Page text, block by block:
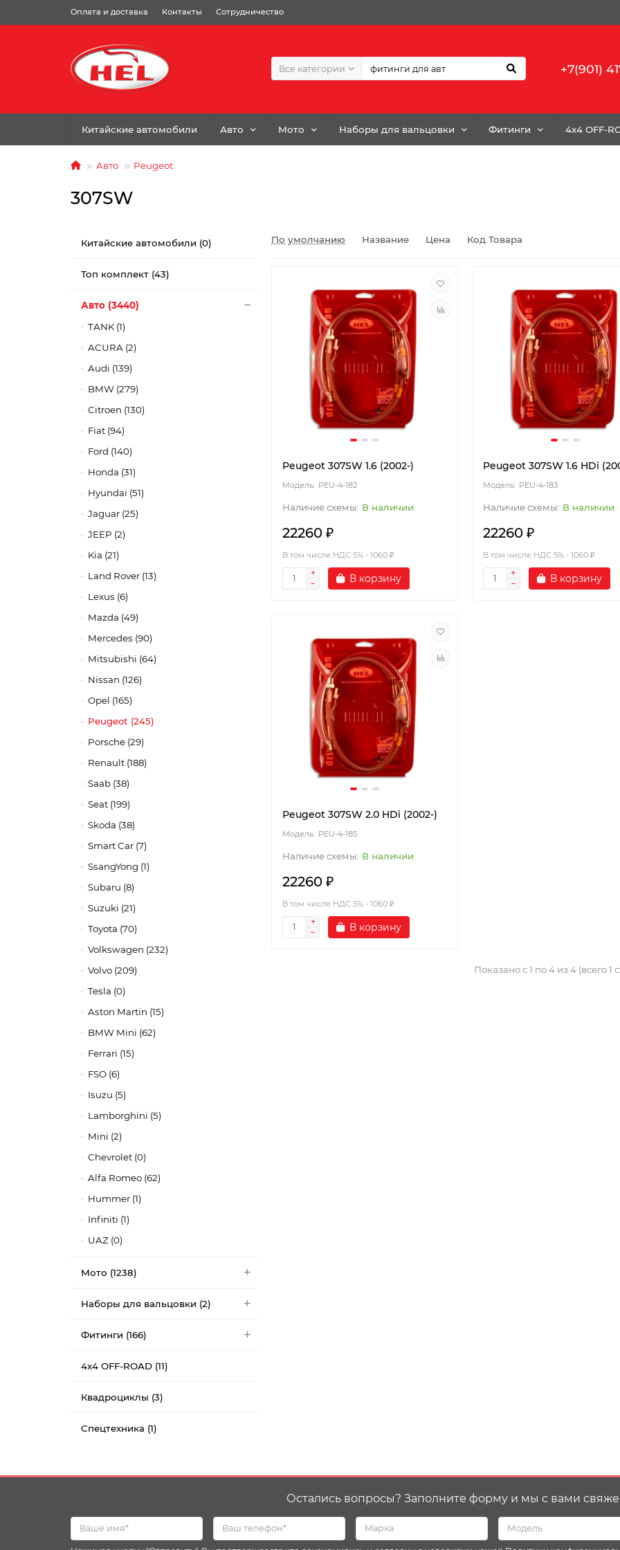
Оплата и доставка Контакты Сотрудничество
Все категории +7(901)
Китайские автомобили Авто Мото Наборы для вальцовки Фитинги 4x4 OFF-
Авто Peugeot
307SW
Китайские автомобили (0)
Топ комплект (43)
Авто (3440)
TANK (1)
ACURA (2)
Audi (139)
BMW (279)
Citroen (130)
Fiat (94)
Ford (140)
Honda (31)
Hyundai (51)
Jaguar (25)
JEEP (2)
Kia (21)
Land Rover (13)
Lexus (6)
Mazda (49)
Mercedes (90)
Mitsubishi (64)
Nissan (126)
Opel (165)
Peugeot (245)
Porsche (29)
Renault (188)
Saab (38)
Seat (199)
Skoda (38)
Smart Car (7)
SsangYong (1)
Subaru (8)
Suzuki (21)
Toyota (70)
Volkswagen (232)
Volvo (209)
Tesla (0)
Aston Martin (15)
BMW Mini (62)
Ferrari (15)
FSO (6)
Isuzu (5)
Lamborghini (5)
Mini (2)
Chevrolet (0)
Alfa Romeo (62)
Hummer (1)
Infiniti (1)
UAZ (0)
Мото (1238)
Наборы для вальцовки (2)
Фитинги (166)
4x4 OFF-ROAD (11)
Квадроциклы (3)
Спецтехника (1)
По умолчанию Название Цена Код Товара
Peugeot 307SW 1.6 (2002-)
PEU-4-182
В наличии
22260 ₽
В том числе НДС 5% - 1060 ₽
В корзину
Peugeot 307SW 1.6 HDi
PEU-4-183
В наличии
22260 ₽
В том числе НДС 5% - 1060 ₽
В корзину
Peugeot 307SW 2.0 HDi (2002-)
PEU-4-185
В наличии
22260 ₽
В том числе НДС 5% - 1060 ₽
В корзину
Показано с 1 по 4 из 4 (всего 1
Остались вопросы? Заполните форму и мы с вами